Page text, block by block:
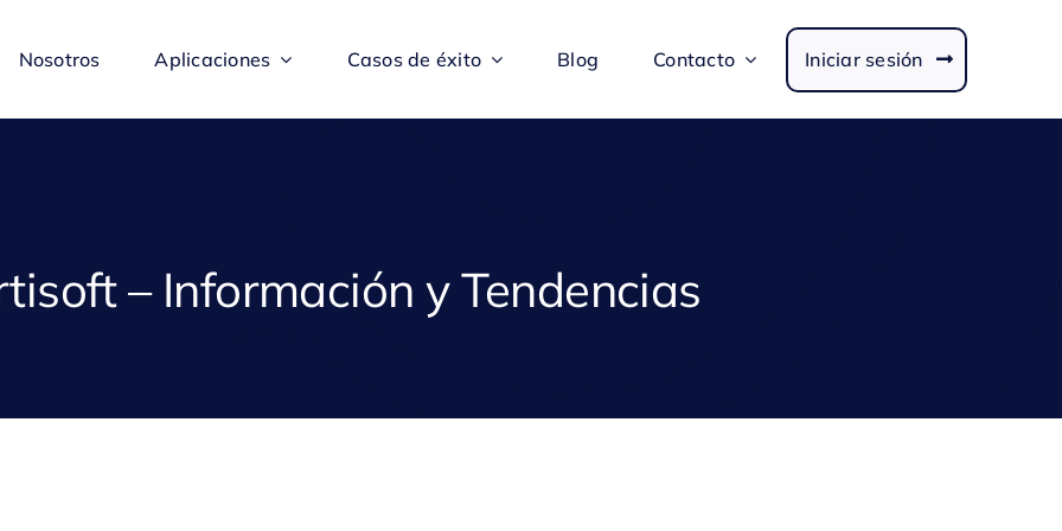
Nosotros Aplicaciones Casos de éxito Blog Contacto Iniciar sesión
– Información y Tendencias